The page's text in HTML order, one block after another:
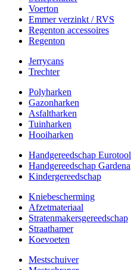
Voerton
Emmer verzinkt / RVS
Regenton accessoires
Regenton
Jerrycans
Trechter
Polyharken
Gazonharken
Asfaltharken
Tuinharken
Hooiharken
Handgereedschap Eurotool
Handgereedschap Gardena
Kindergereedschap
Kniebescherming
Afzetmateriaal
Stratenmakersgereedschap
Straathamer
Koevoeten
Mestschuiver